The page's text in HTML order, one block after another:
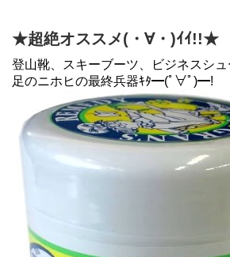
★超絶オススメ(・∀・)ｲｲ!!★
登山靴、スキーブーツ、ビジネスシュ
足のニホヒの最終兵器ｷﾀ━(ﾟ∀ﾟ)━!